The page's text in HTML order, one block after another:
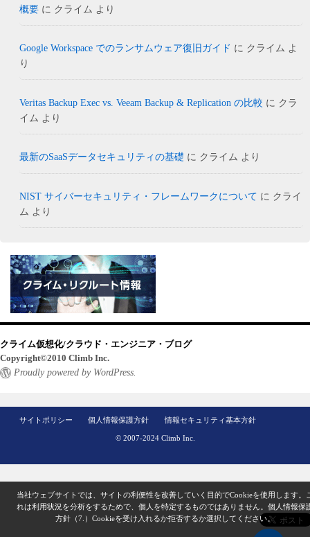
概要 に クライム より
Google Workspace でのランサムウェア復旧ガイド に クライム よ
り
Veritas Backup Exec vs. Veeam Backup & Replication の比較 に クラ
イム より
最新のSaaSデータセキュリティの基礎 に クライム より
NIST サイバーセキュリティ・フレームワークについて に クライ
ム より
クライム仮想化/クラウド・エンジニア・ブログ
Copyright©2010 Climb Inc.
Proudly powered by WordPress.
サイトポリシー 個人情報保護方針 情報セキュリティ基本方針
© 2007-2024 Climb Inc.
当社ウェブサイトでは、サイトの利便性を改善していく目的でCookieを使用します。
れは利用状況を分析をするためで、個人を特定するものではありません。 個人情報保
方針（7.） Cookieを受け入れるか拒否するか選択してください。